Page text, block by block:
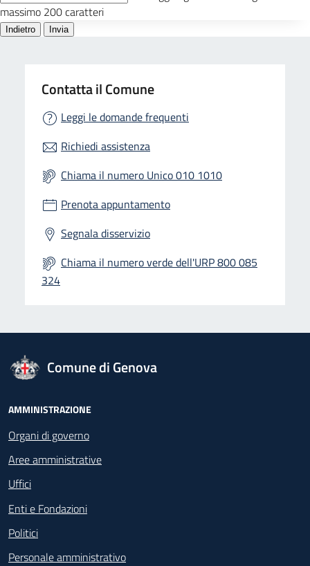
Contatta il Comune
Leggi le domande frequenti
Richiedi assistenza
Chiama il numero Unico 010 1010
Prenota appuntamento
Segnala disservizio
Chiama il numero verde dell'URP 800 085
324
logo Unione Europea
Comune di Genova
Footer - Navigazione
AMMINISTRAZIONE
Organi di governo
Aree amministrative
Uffici
Enti e Fondazioni
Politici
Personale amministrativo